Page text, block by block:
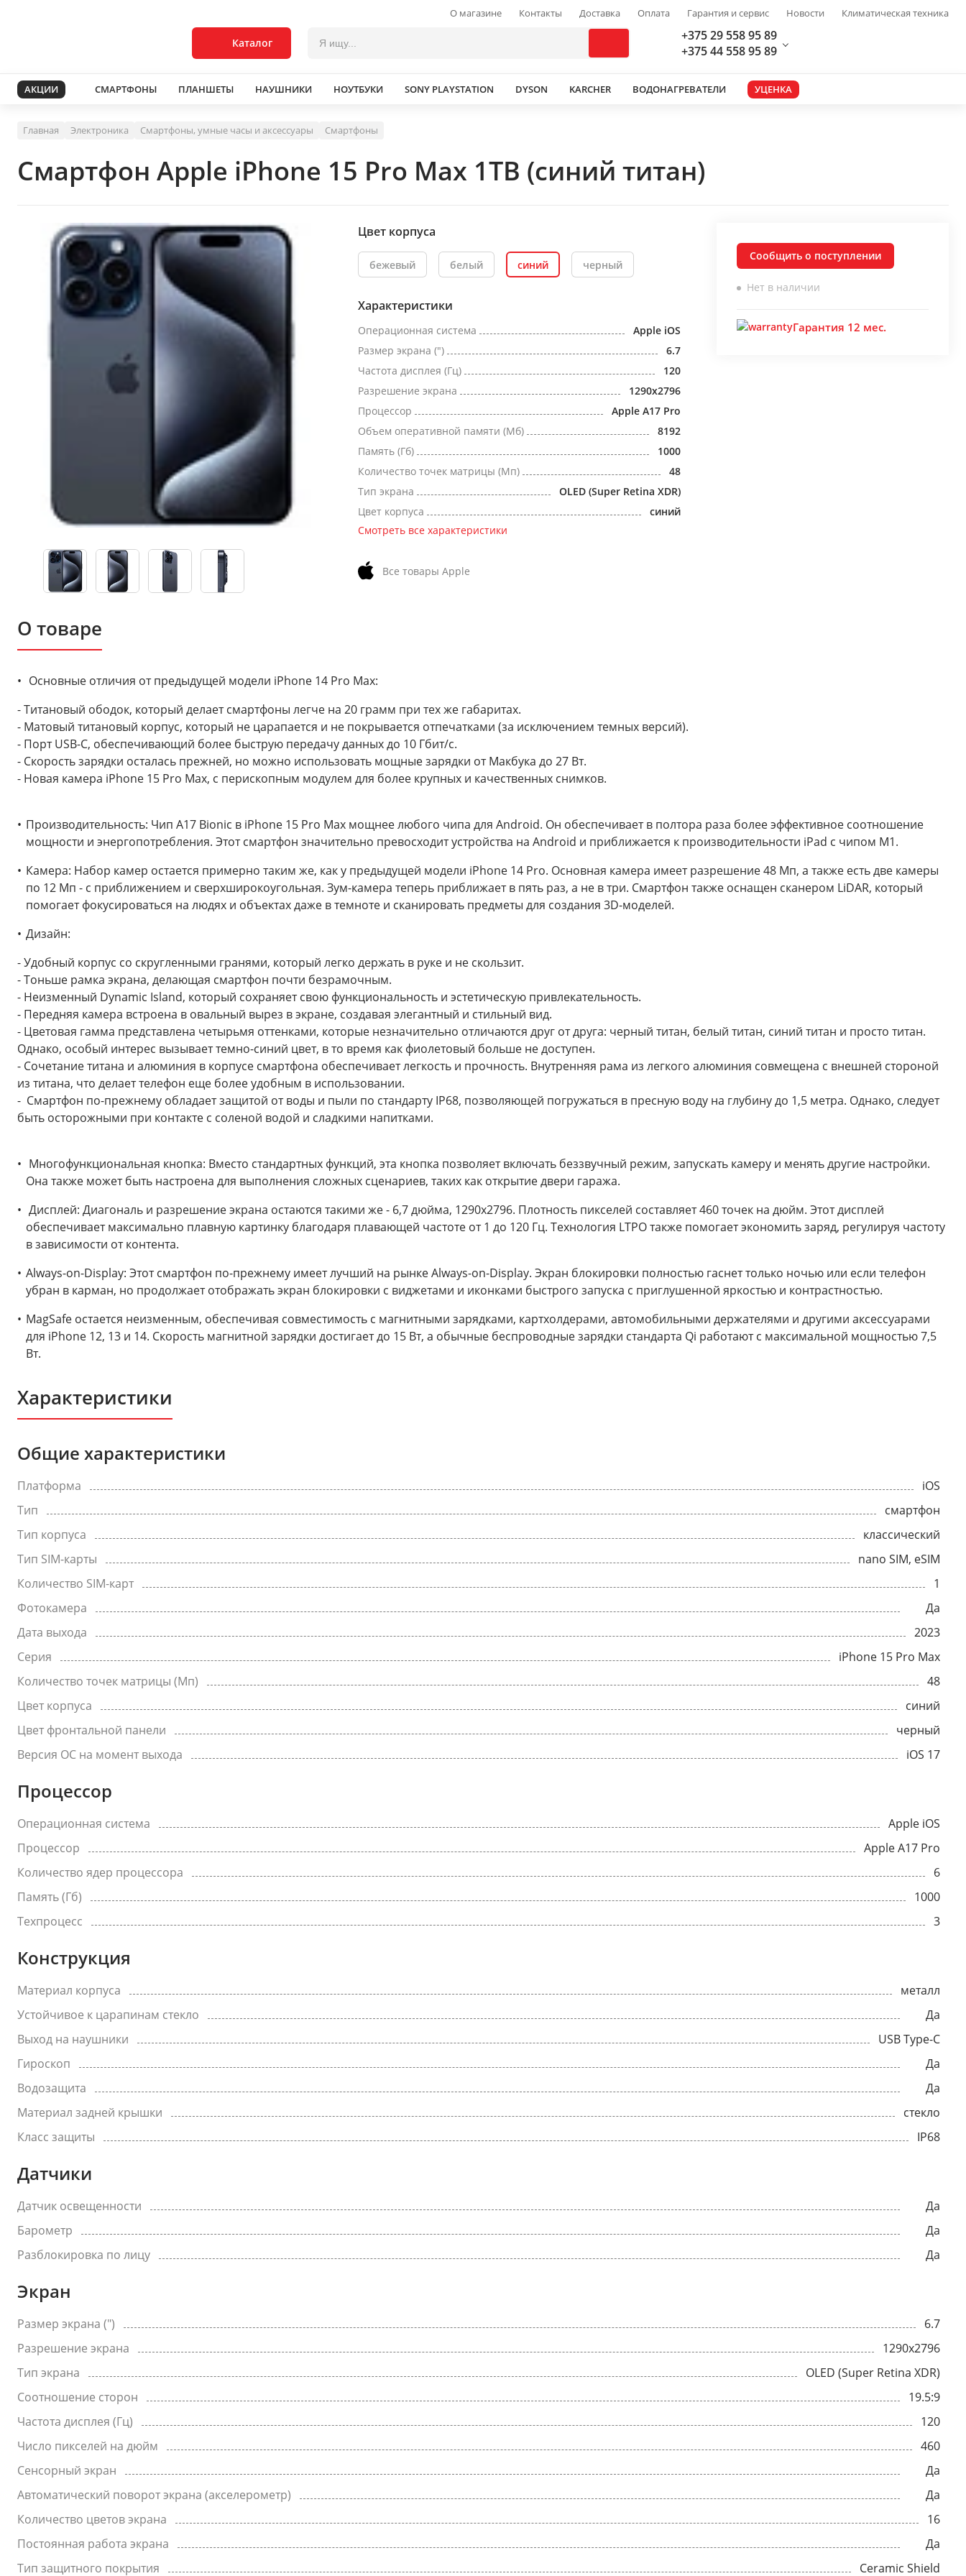
О магазине Контакты Доставка Оплата Гарантия и сервис Новости Климатическая техника
Каталог
+375 29 558 95 89
+375 44 558 95 89
АКЦИИ СМАРТФОНЫ ПЛАНШЕТЫ НАУШНИКИ НОУТБУКИ SONY PLAYSTATION DYSON KARCHER ВОДОНАГРЕВАТЕЛИ УЦЕНКА
Главная Электроника Смартфоны, умные часы и аксессуары Смартфоны
Смартфон Apple iPhone 15 Pro Max 1TB (синий титан)
Цвет корпуса
бежевый белый синий черный
Характеристики
Операционная система
Apple iOS
Размер экрана (")
6.7
Частота дисплея (Гц)
120
Разрешение экрана
1290x2796
Процессор
Apple A17 Pro
Объем оперативной памяти (Мб)
8192
Память (Гб)
1000
Количество точек матрицы (Мп)
48
Тип экрана
OLED (Super Retina XDR)
Цвет корпуса
синий
Смотреть все характеристики
Все товары Apple
Сообщить о поступлении
Нет в наличии
Гарантия 12 мес.
О товаре
Основные отличия от предыдущей модели iPhone 14 Pro Max:
- Титановый ободок, который делает смартфоны легче на 20 грамм при тех же габаритах.
- Матовый титановый корпус, который не царапается и не покрывается отпечатками (за исключением темных версий).
- Порт USB-C, обеспечивающий более быструю передачу данных до 10 Гбит/с.
- Скорость зарядки осталась прежней, но можно использовать мощные зарядки от Макбука до 27 Вт.
- Новая камера iPhone 15 Pro Max, с перископным модулем для более крупных и качественных снимков.
Производительность: Чип A17 Bionic в iPhone 15 Pro Max мощнее любого чипа для Android. Он обеспечивает в полтора раза более эффективное соотношение
мощности и энергопотребления. Этот смартфон значительно превосходит устройства на Android и приближается к производительности iPad с чипом M1.
Камера: Набор камер остается примерно таким же, как у предыдущей модели iPhone 14 Pro. Основная камера имеет разрешение 48 Мп, а также есть две камеры
по 12 Мп - с приближением и сверхширокоугольная. Зум-камера теперь приближает в пять раз, а не в три. Смартфон также оснащен сканером LiDAR, который
помогает фокусироваться на людях и объектах даже в темноте и сканировать предметы для создания 3D-моделей.
Дизайн:
- Удобный корпус со скругленными гранями, который легко держать в руке и не скользит.
- Тоньше рамка экрана, делающая смартфон почти безрамочным.
- Неизменный Dynamic Island, который сохраняет свою функциональность и эстетическую привлекательность.
- Передняя камера встроена в овальный вырез в экране, создавая элегантный и стильный вид.
- Цветовая гамма представлена четырьмя оттенками, которые незначительно отличаются друг от друга: черный титан, белый титан, синий титан и просто титан.
Однако, особый интерес вызывает темно-синий цвет, в то время как фиолетовый больше не доступен.
- Сочетание титана и алюминия в корпусе смартфона обеспечивает легкость и прочность. Внутренняя рама из легкого алюминия совмещена с внешней стороной
из титана, что делает телефон еще более удобным в использовании.
- Смартфон по-прежнему обладает защитой от воды и пыли по стандарту IP68, позволяющей погружаться в пресную воду на глубину до 1,5 метра. Однако, следует
быть осторожными при контакте с соленой водой и сладкими напитками.
Многофункциональная кнопка: Вместо стандартных функций, эта кнопка позволяет включать беззвучный режим, запускать камеру и менять другие настройки.
Она также может быть настроена для выполнения сложных сценариев, таких как открытие двери гаража.
Дисплей: Диагональ и разрешение экрана остаются такими же - 6,7 дюйма, 1290x2796. Плотность пикселей составляет 460 точек на дюйм. Этот дисплей
обеспечивает максимально плавную картинку благодаря плавающей частоте от 1 до 120 Гц. Технология LTPO также помогает экономить заряд, регулируя частоту
в зависимости от контента.
Always-on-Display: Этот смартфон по-прежнему имеет лучший на рынке Always-on-Display. Экран блокировки полностью гаснет только ночью или если телефон
убран в карман, но продолжает отображать экран блокировки с виджетами и иконками быстрого запуска с приглушенной яркостью и контрастностью.
MagSafe остается неизменным, обеспечивая совместимость с магнитными зарядками, картхолдерами, автомобильными держателями и другими аксессуарами
для iPhone 12, 13 и 14. Скорость магнитной зарядки достигает до 15 Вт, а обычные беспроводные зарядки стандарта Qi работают с максимальной мощностью 7,5
Вт.
Характеристики
Общие характеристики
Платформа
iOS
Тип
смартфон
Тип корпуса
классический
Тип SIM-карты
nano SIM, eSIM
Количество SIM-карт
1
Фотокамера
Да
Дата выхода
2023
Серия
iPhone 15 Pro Max
Количество точек матрицы (Мп)
48
Цвет корпуса
синий
Цвет фронтальной панели
черный
Версия ОС на момент выхода
iOS 17
Процессор
Операционная система
Apple iOS
Процессор
Apple A17 Pro
Количество ядер процессора
6
Память (Гб)
1000
Техпроцесс
3
Конструкция
Материал корпуса
металл
Устойчивое к царапинам стекло
Да
Выход на наушники
USB Type-C
Гироскоп
Да
Водозащита
Да
Материал задней крышки
стекло
Класс защиты
IP68
Датчики
Датчик освещенности
Да
Барометр
Да
Разблокировка по лицу
Да
Экран
Размер экрана (")
6.7
Разрешение экрана
1290x2796
Тип экрана
OLED (Super Retina XDR)
Соотношение сторон
19.5:9
Частота дисплея (Гц)
120
Число пикселей на дюйм
460
Сенсорный экран
Да
Автоматический поворот экрана (акселерометр)
Да
Количество цветов экрана
16
Постоянная работа экрана
Да
Тип защитного покрытия
Ceramic Shield